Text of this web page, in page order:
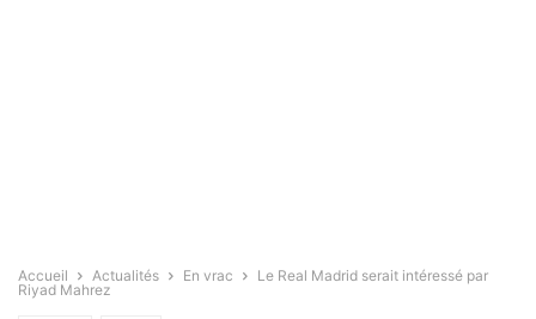
Accueil Actualités En vrac
Le Real Madrid serait intéressé par
Riyad Mahrez